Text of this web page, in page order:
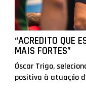
“ACREDITO QUE
MAIS FORTES”
Óscar Trigo,
positiva à atuação